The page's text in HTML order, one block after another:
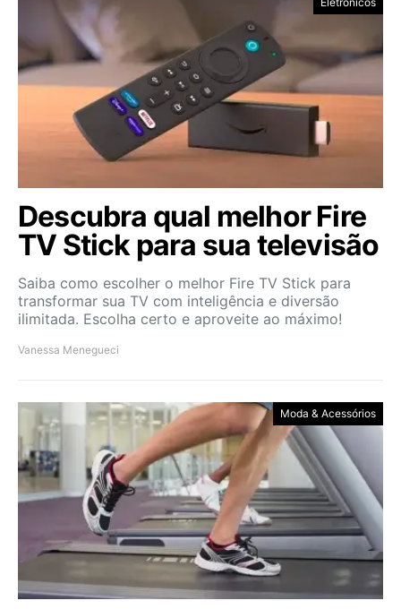
Descubra qual melhor Fire
TV Stick para sua televisão
Saiba como escolher o melhor Fire TV Stick para
transformar sua TV com inteligência e diversão
ilimitada. Escolha certo e aproveite ao máximo!
Vanessa Menegueci
Moda & Acessórios